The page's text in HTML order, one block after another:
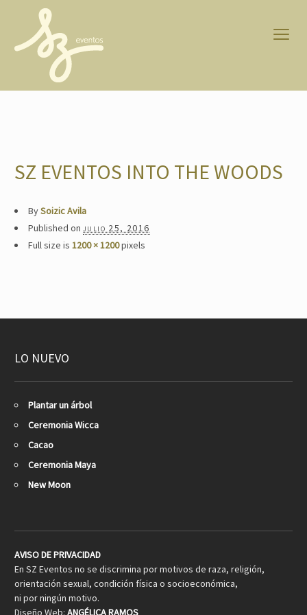
SZ EVENTOS INTO THE WOODS
BySoizic Avila
Published on julio 25, 2016
Full size is 1200 × 1200pixels
LO NUEVO
Plantar un árbol
Ceremonia Wicca
Cacao
Ceremonia Maya
New Moon
AVISO DE PRIVACIDAD
En SZ Eventos no se discrimina por motivos de raza, religión,
orientación sexual, condición física o socioeconómica,
ni por ningún motivo.
Diseño Web: ANGÉLICA RAMOS